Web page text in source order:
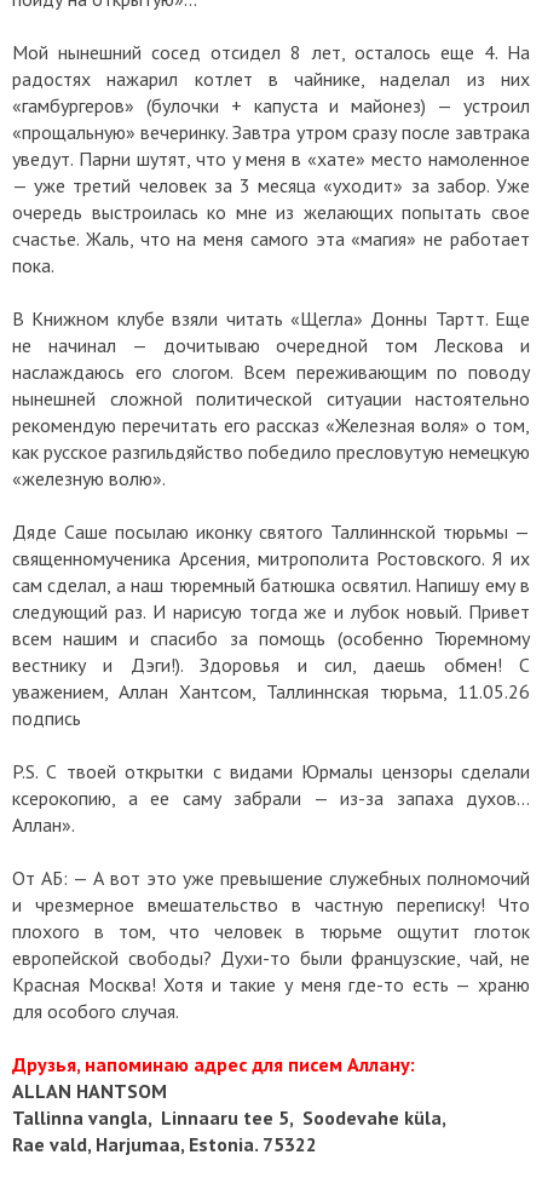
Мой нынешний сосед отсидел 8 лет, осталось еще 4. На
радостях нажарил котлет в чайнике, наделал из них
«гамбургеров» (булочки + капуста и майонез) — устроил
«прощальную» вечеринку. Завтра утром сразу после завтрака
уведут. Парни шутят, что у меня в «хате» место намоленное
— уже третий человек за 3 месяца «уходит» за забор. Уже
очередь выстроилась ко мне из желающих попытать свое
счастье. Жаль, что на меня самого эта «магия» не работает
пока.
В Книжном клубе взяли читать «Щегла» Донны Тартт. Еще
не начинал — дочитываю очередной том Лескова и
наслаждаюсь его слогом. Всем переживающим по поводу
нынешней сложной политической ситуации настоятельно
рекомендую перечитать его рассказ «Железная воля» о том,
как русское разгильдяйство победило пресловутую немецкую
«железную волю».
Дяде Саше посылаю иконку святого Таллиннской тюрьмы —
священномученика Арсения, митрополита Ростовского. Я их
сам сделал, а наш тюремный батюшка освятил. Напишу ему в
следующий раз. И нарисую тогда же и лубок новый. Привет
всем нашим и спасибо за помощь (особенно Тюремному
вестнику и Дэги!). Здоровья и сил, даешь обмен! С
уважением, Аллан Хантсом, Таллиннская тюрьма, 11.05.26
подпись
P.S. С твоей открытки с видами Юрмалы цензоры сделали
ксерокопию, а ее саму забрали — из-за запаха духов…
Аллан».
От АБ: — А вот это уже превышение служебных полномочий
и чрезмерное вмешательство в частную переписку! Что
плохого в том, что человек в тюрьме ощутит глоток
европейской свободы? Духи-то были французские, чай, не
Красная Москва! Хотя и такие у меня где-то есть — храню
для особого случая.
Друзья, напоминаю адрес для писем Аллану:
ALLAN HANTSOM
Tallinna vangla, Linnaaru tee 5, Soodevahe küla,
Rae vald, Harjumaa, Estonia. 75322